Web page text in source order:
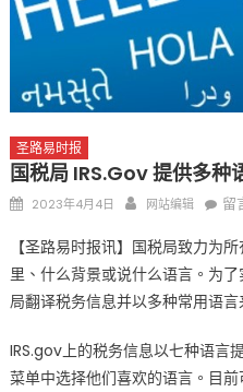
园“中华日三十周年特别报道
筝声与琴韵交汇：刘励(Li
与钢琴的精彩对话
圣路易时报
国税局 IRS.gov 提供多种
Posted
2023年4月4日 Author
网站编辑
在
税
局
供
多
留
【圣路易时报讯】国税局致力为
里、什么背景或说什么语言。为
局翻译税务信息并以多种常用语言
IRS.gov上的税务信息以七种语言
菜单中选择他们喜欢的语言。目前